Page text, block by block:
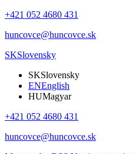
+421 052 4680 431
huncovce@huncovce.sk
SKSlovensky
SKSlovensky
ENEnglish
HUMagyar
+421 052 4680 431
huncovce@huncovce.sk